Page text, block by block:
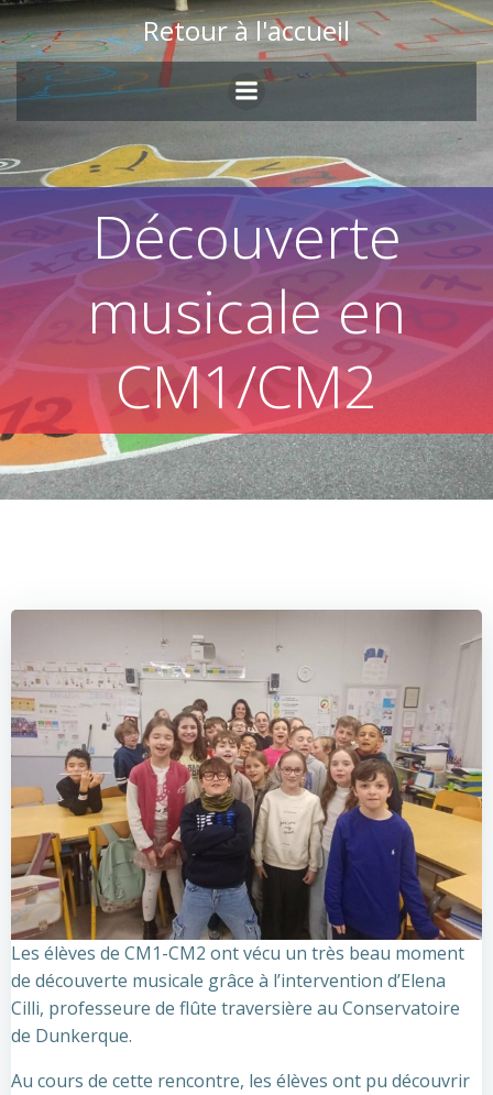
Skip
to
content
Retour à l'accueil
Découverte
musicale en
CM1/CM2
Les élèves de CM1-CM2 ont vécu un très beau moment
de découverte musicale grâce à l’intervention d’Elena
Cilli, professeure de flûte traversière au Conservatoire
de Dunkerque.
Au cours de cette rencontre, les élèves ont pu découvrir